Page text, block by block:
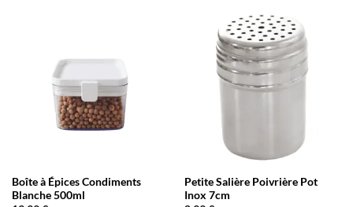
Boîte à Épices Condiments
Blanche 500ml
Petite Salière Poivrière Pot
Inox 7cm